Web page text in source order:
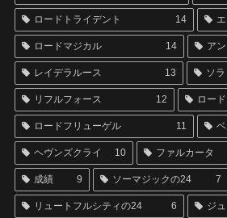
ロードトライデント 14
ロードマジカル 14 ア
レイデラルース 13 ソ
リフルフォース 12 ロー
ロードフリューゲル 11
ヘヴンズクライ 10 ファルカータ
成績 9 ソーマジックの24 7
リュートフルシティの24 6 ジ